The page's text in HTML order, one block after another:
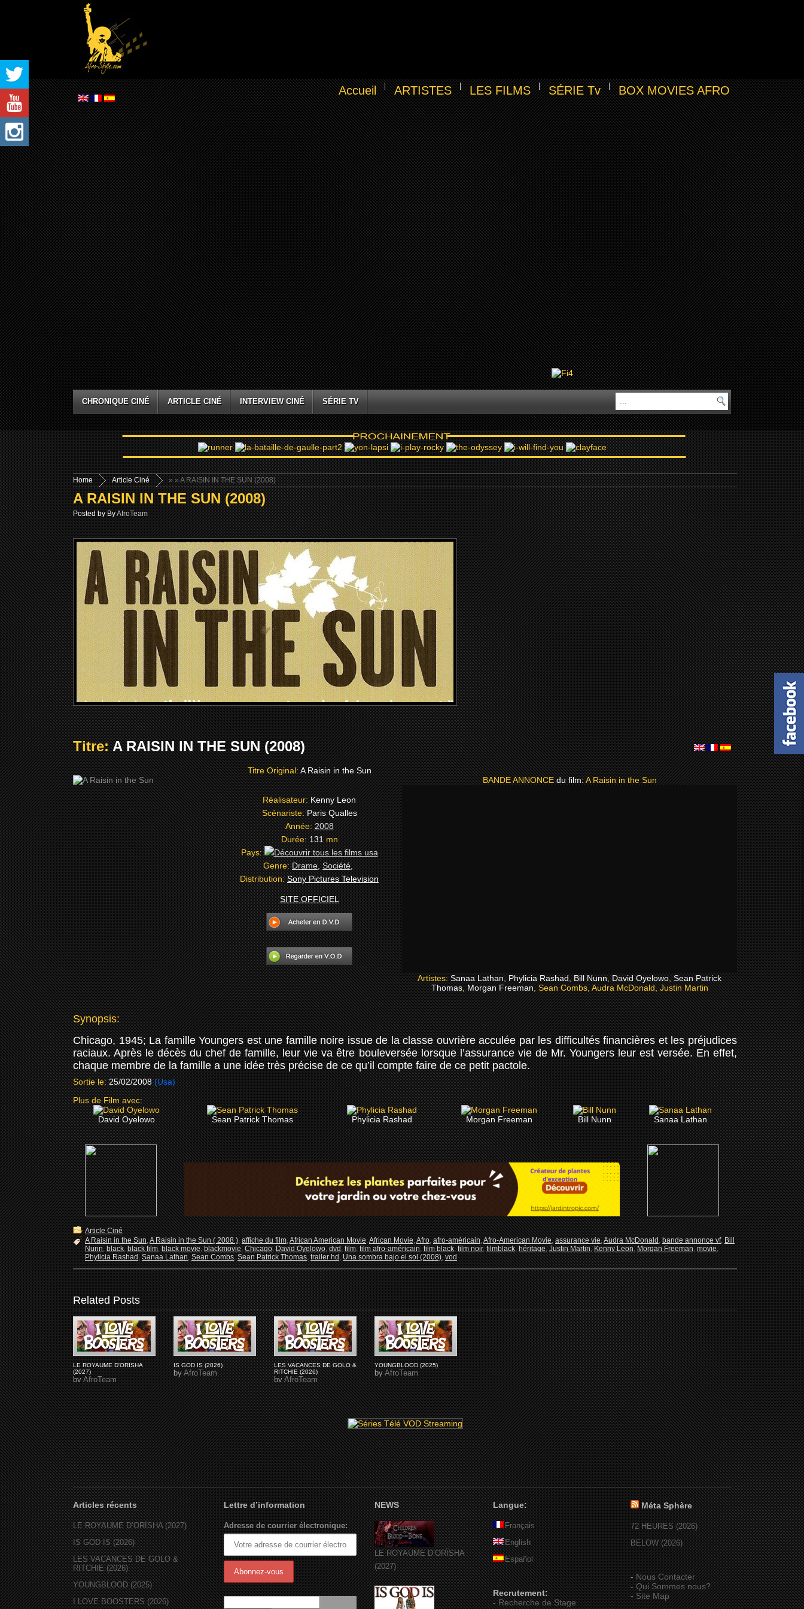
Accueil ARTISTES LES FILMS SÉRIE Tv BOX MOVIES AFRO
CHRONIQUE CINÉ ARTICLE CINÉ INTERVIEW CINÉ SÉRIE TV
Home »
Article Ciné » A RAISIN IN THE SUN (2008)
A RAISIN IN THE SUN (2008)
Posted by ByAfroTeam
Titre:A RAISIN IN THE SUN (2008)
Titre Original:A Raisin in the Sun
Réalisateur:Kenny Leon
Scénariste:Paris Qualles
Année:2008
Durée:131mn
Pays:
Genre:Drame,Société,
Distribution:Sony Pictures Television
SITE OFFICIEL
BANDE ANNONCE du film:A Raisin in the Sun
Artistes:Sanaa Lathan,Phylicia Rashad,Bill Nunn,David Oyelowo,Sean Patrick
Thomas,Morgan Freeman, Sean Combs, Audra McDonald, Justin Martin
Synopsis:
Chicago, 1945; La famille Youngers est une famille noire issue de la classe ouvrière acculée par les difficultés financières et les préjudices
raciaux. Après le décès du chef de famille, leur vie va être bouleversée lorsque l’assurance vie de Mr. Youngers leur est versée. En effet,
chaque membre de la famille a une idée très précise de ce qu’il compte faire de ce petit pactole.
Sortie le: 25/02/2008 (Usa)
Plus de Film avec:
David Oyelowo
Sean Patrick Thomas Phylicia Rashad Morgan Freeman Bill Nunn Sanaa Lathan
Article Ciné
A Raisin in the Sun,A Raisin in the Sun ( 2008 ),affiche du film,African American Movie,African Movie,Afro,afro-américain,Afro-American Movie,assurance vie,Audra McDonald,bande annonce vf,Bill
Nunn,black,black film,black movie,blackmovie,Chicago,David Oyelowo,dvd,film,film afro-américain,film black,film noir,filmblack,héritage,Justin Martin,Kenny Leon,Morgan Freeman,movie,
Phylicia Rashad,Sanaa Lathan,Sean Combs,Sean Patrick Thomas,trailer hd,Una sombra bajo el sol (2008),vod
Related Posts
LE ROYAUME D'ORÏSHA
(2027)
byAfroTeam
IS GOD IS (2026)
byAfroTeam
LES VACANCES DE GOLO &
RITCHIE (2026)
byAfroTeam
YOUNGBLOOD (2025)
byAfroTeam
Articles récents
LE ROYAUME D’ORÏSHA (2027)
IS GOD IS (2026)
LES VACANCES DE GOLO &
RITCHIE (2026)
YOUNGBLOOD (2025)
I LOVE BOOSTERS (2026)
Lettre d’information
Adresse de courrier électronique:
NEWS
LE ROYAUME D’ORÏSHA
(2027)
Langue:
Français
English
Español
Recrutement:
-Recherche de Stage
Méta Sphère
72 HEURES (2026)
BELOW (2026)
-Nous Contacter
-Qui Sommes nous?
-Site Map